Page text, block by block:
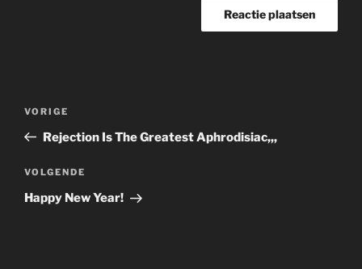
Vorig
bericht
VORIGE
Rejection Is The Greatest Aphrodisiac,,,
Volgend
bericht
VOLGENDE
Happy New Year!